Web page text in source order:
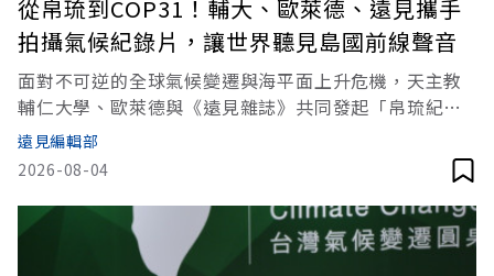
從帛琉到COP31！輔大、歐萊德、遠見攜手
拍攝氣候紀錄片，讓世界聽見島國前線聲音
面對不可逆的全球氣候變遷與海平面上升危機，天主教
輔仁大學、歐萊德與《遠見雜誌》共同發起「帛琉紀錄
片拍攝暨COP31氣候行動」計畫，以「讓氣候危機的聲
音被世界聽見」為使命，將於8月24日至31日赴友邦帛
琉邦交國拍攝氣候紀錄片，紀錄島國在面對氣候韌性與
守護生物多樣性上的真實故事，並爭取以2026年11月
遠見編輯部
2026-08-04